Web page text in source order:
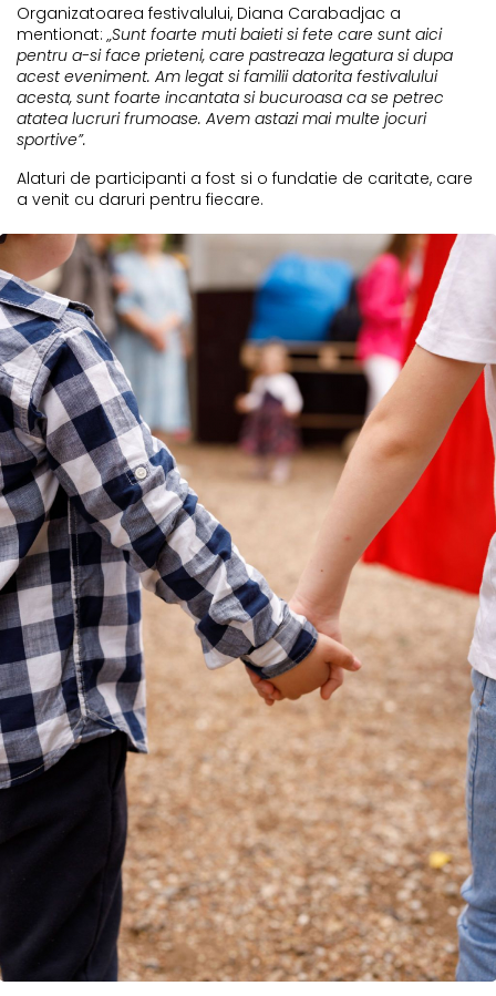
Organizatoarea festivalului, Diana Carabadjac a
mentionat: „Sunt foarte muti baieti si fete care sunt aici
pentru a-si face prieteni, care pastreaza legatura si dupa
acest eveniment. Am legat si familii datorita festivalului
acesta, sunt foarte incantata si bucuroasa ca se petrec
atatea lucruri frumoase. Avem astazi mai multe jocuri
sportive”.
Alaturi de participanti a fost si o fundatie de caritate, care
a venit cu daruri pentru fiecare.